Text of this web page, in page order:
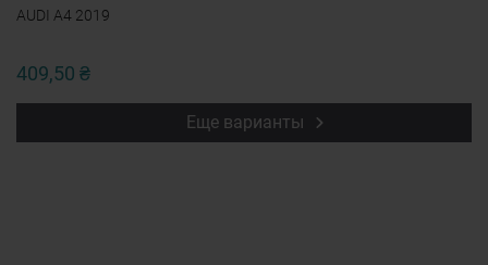
AUDI A4 2019
409,50 ₴
Еще варианты